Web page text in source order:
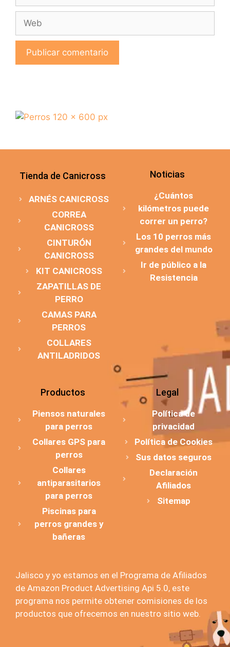
Tienda de Canicross
ARNÉS CANICROSS
CORREA
CANICROSS
CINTURÓN
CANICROSS
KIT CANICROSS
ZAPATILLAS DE
PERRO
CAMAS PARA
PERROS
COLLARES
ANTILADRIDOS
Noticias
¿Cuántos
kilómetros puede
correr un perro?
Los 10 perros más
grandes del mundo
Ir de público a la
Resistencia
Productos
Piensos naturales
para perros
Collares GPS para
perros
Collares
antiparasitarios
para perros
Piscinas para
perros grandes y
bañeras
Legal
Política de
privacidad
Política de Cookies
Sus datos seguros
Declaración
Afiliados
Sitemap
Jalisco y yo estamos en el Programa de Afiliados
de Amazon Product Advertising Api 5.0, este
programa nos permite obtener comisiones de los
productos que ofrecemos en nuestro sitio web.